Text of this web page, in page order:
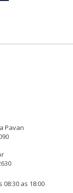
Pavan
as 18:00